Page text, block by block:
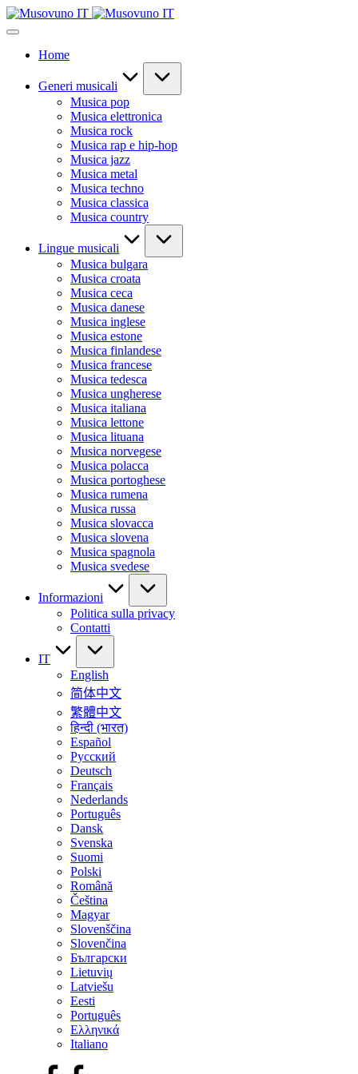
Skip
to
Home
Generi musicali
Musica pop
Musica elettronica
Musica rock
Musica rap e hip-hop
Musica jazz
Musica metal
Musica techno
Musica classica
Musica country
Lingue musicali
Musica bulgara
Musica croata
Musica ceca
Musica danese
Musica inglese
Musica estone
Musica finlandese
Musica francese
Musica tedesca
Musica ungherese
Musica italiana
Musica lettone
Musica lituana
Musica norvegese
Musica polacca
Musica portoghese
Musica rumena
Musica russa
Musica slovacca
Musica slovena
Musica spagnola
Musica svedese
Informazioni
Politica sulla privacy
Contatti
IT
English
简体中文
繁體中文
हिन्दी (भारत)
Español
Русский
Deutsch
Français
Nederlands
Português
Dansk
Svenska
Suomi
Polski
Română
Čeština
Magyar
Slovenščina
Slovenčina
Български
Lietuvių
Latviešu
Eesti
Português
Ελληνικά
Italiano
Facebook